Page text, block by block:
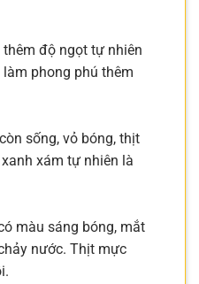
độ ngọt tự nhiên
phong phú thêm
sống, vỏ bóng, thịt
xám tự nhiên là
màu sáng bóng, mắt
nước. Thịt mực